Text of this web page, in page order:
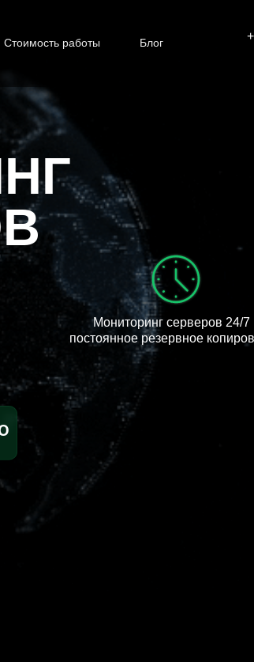
Блог
Стоимость работы
Мониторинг серверов 24/7
постоянное резервное